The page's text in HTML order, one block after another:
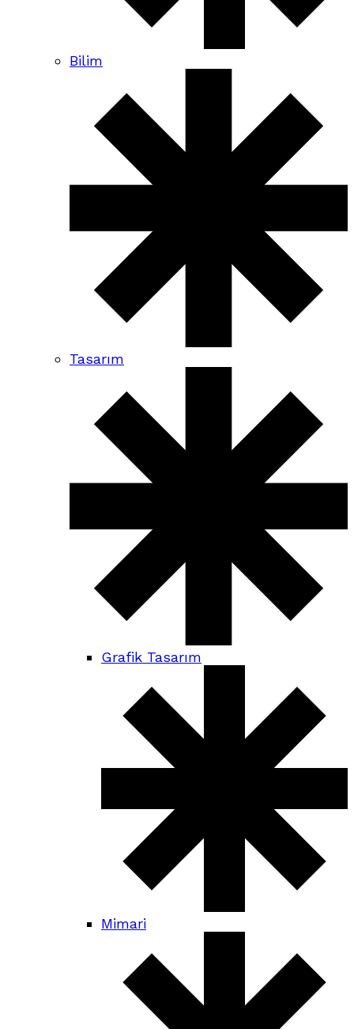
Bilim
Tasarım
Grafik Tasarım
Mimari